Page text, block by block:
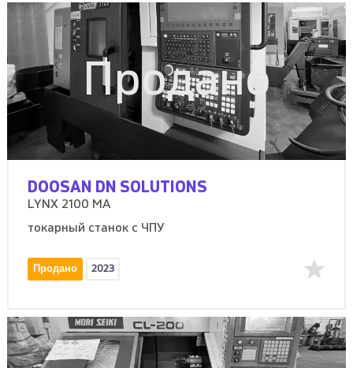
Продано
DOOSAN DN SOLUTIONS
LYNX 2100 MA
токарный станок с ЧПУ
Продано 2023